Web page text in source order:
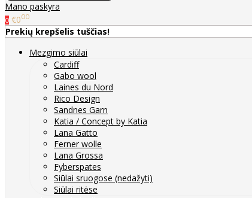
Mano paskyra
0 €000
Prekių krepšelis tuščias!
Mezgimo siūlai
Cardiff
Gabo wool
Laines du Nord
Rico Design
Sandnes Garn
Katia / Concept by Katia
Lana Gatto
Ferner wolle
Lana Grossa
Fyberspates
Siūlai sruogose (nedažyti)
Siūlai ritėse